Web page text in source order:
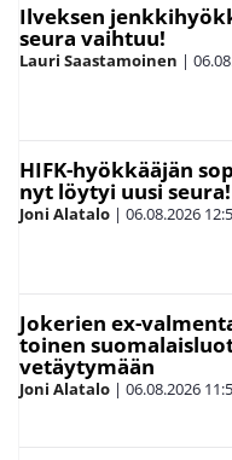
Ilveksen
seura vaihtuu!
Lauri Saastamoinen |
HIFK-hyökkääjän
nyt löytyi uusi seura!
Joni Alatalo | 06.08.2026
Jokerien ex-
toinen
vetäytymään
Joni Alatalo | 06.08.2026